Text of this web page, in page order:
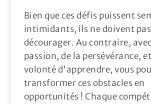
Bien que ces défis puissent
intimidants, ils ne doivent
décourager. Au contraire,
passion, de la persévérance,
volonté d'apprendre, vous
transformer ces obstacles en
opportunités ! Chaque